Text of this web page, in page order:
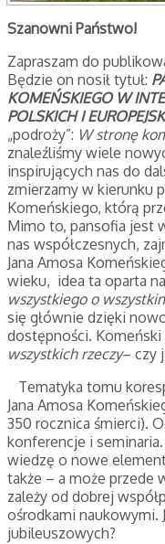
Szanowni Państwo!
Zapraszam do
Będzie on nosił tytuł: P
KOMEŃSKIEGO W
POLSKICH I
„podroży”: W stronę
znaleźliśmy wiele
inspirujących nas do
zmierzamy w kierunku
Komeńskiego, którą
Mimo to, pansofia jest
nas współczesnych,
Jana Amosa
wieku, idea ta oparta
wszystkiego o
się głównie dzięki
dostępności. Komeński
wszystkich rzeczy– czy
Tematyka tomu
Jana Amosa
350 rocznica śmierci).
konferencje i
wiedzę o nowe
także – a może przede
zależy od dobrej
ośrodkami naukowymi.
jubileuszowych?